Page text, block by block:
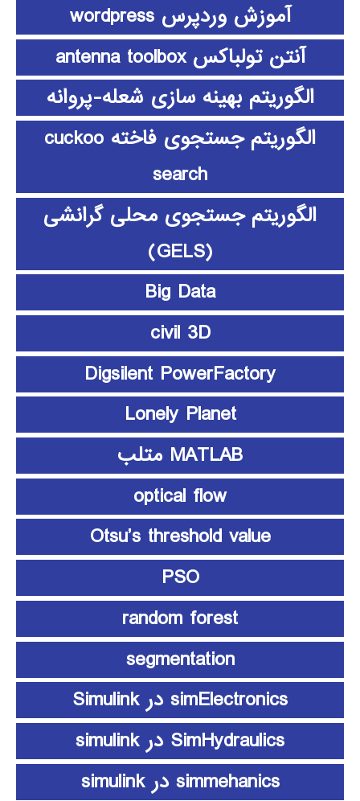
آموزش وردپرس wordpress
آنتن تولباکس antenna toolbox
الگوریتم بهینه سازی شعله-پروانه
الگوریتم جستجوی فاخته cuckoo
search
الگوریتم جستجوی محلی گرانشی
(GELS)
Big Data
civil 3D
Digsilent PowerFactory
Lonely Planet
MATLAB متلب
optical flow
Otsu’s threshold value
PSO
random forest
segmentation
simElectronics در Simulink
SimHydraulics در simulink
simmehanics در simulink